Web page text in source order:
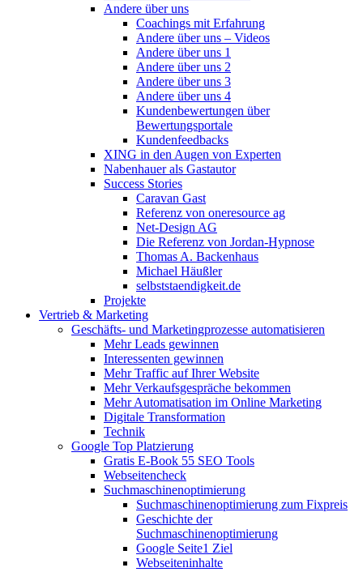
Andere über uns
Coachings mit Erfahrung
Andere über uns – Videos
Andere über uns 1
Andere über uns 2
Andere über uns 3
Andere über uns 4
Kundenbewertungen über
Bewertungsportale
Kundenfeedbacks
XING in den Augen von Experten
Nabenhauer als Gastautor
Success Stories
Caravan Gast
Referenz von oneresource ag
Net-Design AG
Die Referenz von Jordan-Hypnose
Thomas A. Backenhaus
Michael Häußler
selbststaendigkeit.de
Projekte
Vertrieb & Marketing
Geschäfts- und Marketingprozesse automatisieren
Mehr Leads gewinnen
Interessenten gewinnen
Mehr Traffic auf Ihrer Website
Mehr Verkaufsgespräche bekommen
Mehr Automatisation im Online Marketing
Digitale Transformation
Technik
Google Top Platzierung
Gratis E-Book 55 SEO Tools
Webseitencheck
Suchmaschinenoptimierung
Suchmaschinenoptimierung zum Fixpreis
Geschichte der
Suchmaschinenoptimierung
Google Seite1 Ziel
Webseiteninhalte